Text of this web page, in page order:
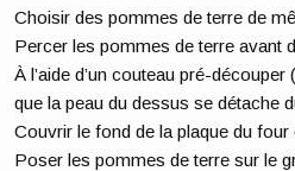
Choisir des pommes de terre de
Percer les pommes de terre avant
À l’aide d’un couteau pré-
que la peau du dessus se détache
Couvrir le fond de la plaque du four
Poser les pommes de terre sur le